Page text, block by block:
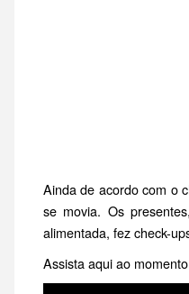
Ainda de acordo com o
se movia. Os
alimentada, fez check-
Assista aqui ao